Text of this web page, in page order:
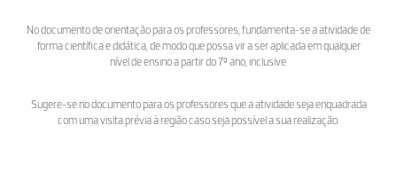
No documento de orientação para os professores, fundamenta-se a atividade de
forma científica e didática, de modo que possa vir a ser aplicada em qualquer
nível de ensino a partir do 7º ano, inclusive.
Sugere-se no documento para os professores que a atividade seja enquadrada
com uma visita prévia à região caso seja possível a sua realização.